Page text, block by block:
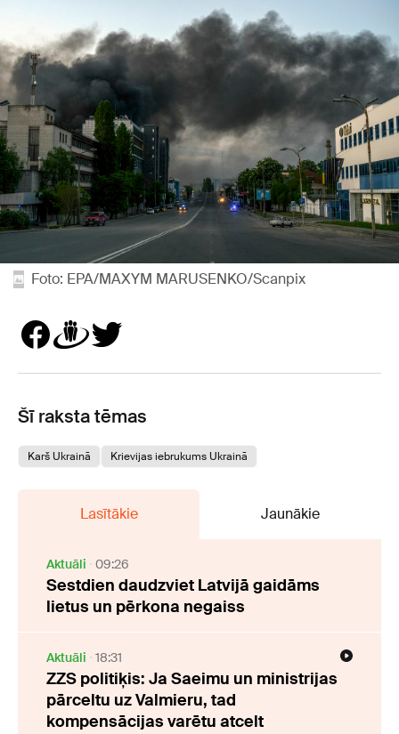
Foto: EPA/MAXYM MARUSENKO/Scanpix
Šī raksta tēmas
Karš Ukrainā Krievijas iebrukums Ukrainā
Lasītākie Jaunākie
Aktuāli 09:26
Sestdien daudzviet Latvijā gaidāms
lietus un pērkona negaiss
Aktuāli 18:31
ZZS politiķis: Ja Saeimu un ministrijas
pārceltu uz Valmieru, tad
kompensācijas varētu atcelt